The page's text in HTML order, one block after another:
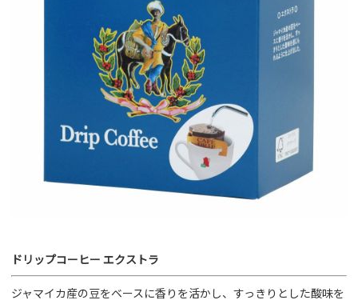
ドリップコーヒー エクストラ
ジャマイカ産の豆をベースに香りを活かし、すっきりとした酸味を